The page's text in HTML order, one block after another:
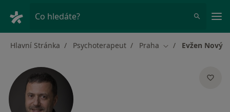
Co hledáte?
Hlavní Stránka Psychoterapeut Praha Změna města
Evžen Nový